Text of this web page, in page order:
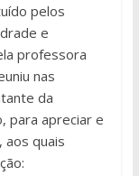
pelos
e
professora
nas
da
para apreciar e
quais